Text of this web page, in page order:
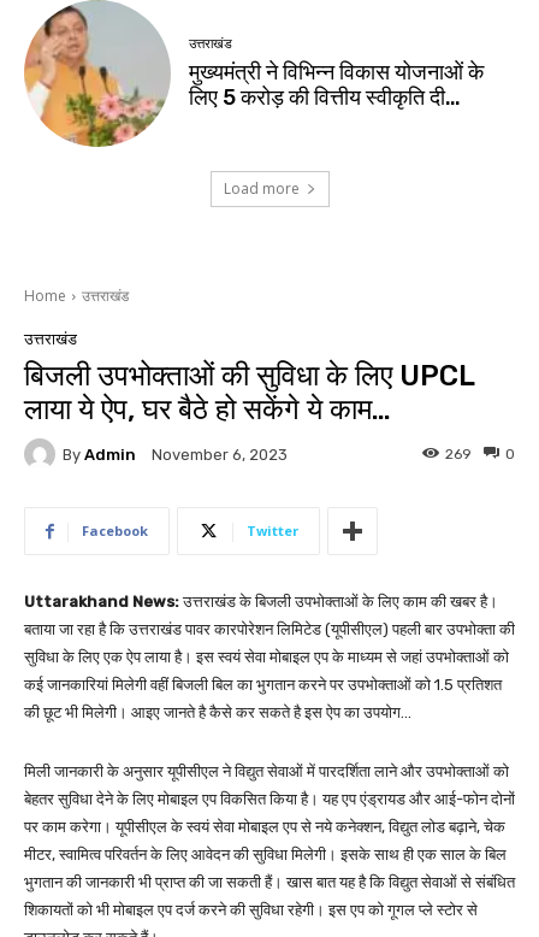
उत्तराखंड
मुख्यमंत्री ने विभिन्न विकास योजनाओं के
लिए ₹5 करोड़ की वित्तीय स्वीकृति दी…
Load more